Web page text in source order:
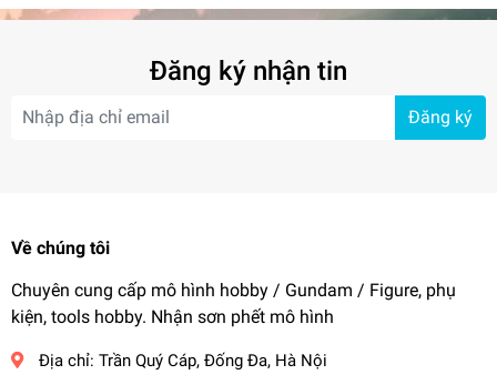
Đăng ký nhận tin
Đăng ký
Về chúng tôi
Chuyên cung cấp mô hình hobby / Gundam / Figure, phụ
kiện, tools hobby. Nhận sơn phết mô hình
Địa chỉ: Trần Quý Cáp, Đống Đa, Hà Nội